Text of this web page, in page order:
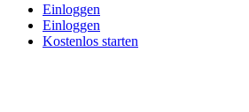
Einloggen
Einloggen
Kostenlos starten